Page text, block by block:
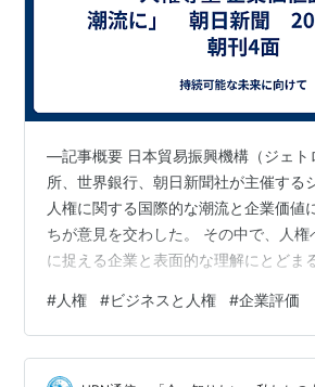
―記事概要 日本貿易振興機構（ジェト
所、世界銀行、朝日新聞社が主催する
人権に関する国際的な潮流と企業価値
ちが意見を交わした。 その中で、人権
に捉える企業と表面的な理解にとどま
える傾向にあることなどが意見として
年10月に「『ビジネスと人権』に関す
定したが、企業の動きは鈍い。これに
#人権 #ビジネスと人権 #企業評価